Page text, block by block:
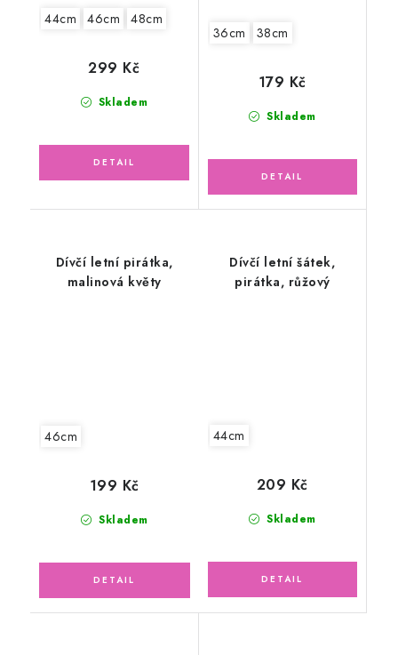
44cm 46cm 48cm
Skladem
299 Kč
36cm 38cm
Skladem
179 Kč
Dívčí letní pirátka,
malinová květy
46cm
Skladem
199 Kč
Dívčí letní šátek,
pirátka, růžový
44cm
Skladem
209 Kč